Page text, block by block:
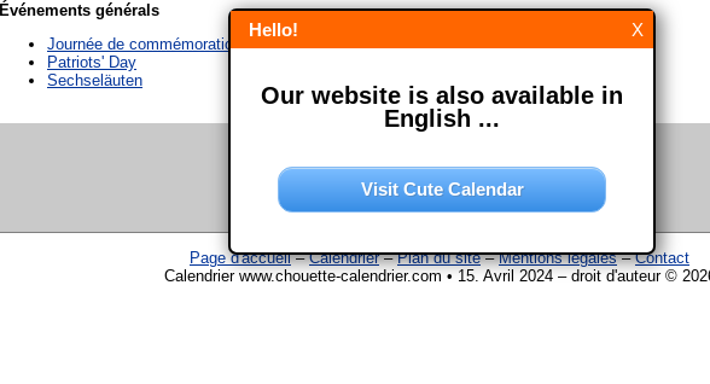
Événements générals
Journée de commémoration du Titanic
Patriots' Day
Sechseläuten
Page d'accueil–Calendrier–Plan du site–Mentions légales–Contact
Calendrier www.chouette-calendrier.com • 15. Avril 2024 – droit d'auteur ©
X
Hello!
Our website is also available in
English ...
Visit Cute Calendar